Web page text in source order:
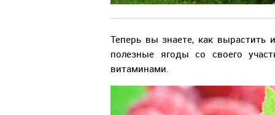
Теперь вы знаете, как вырастить
полезные ягоды со своего
витаминами.